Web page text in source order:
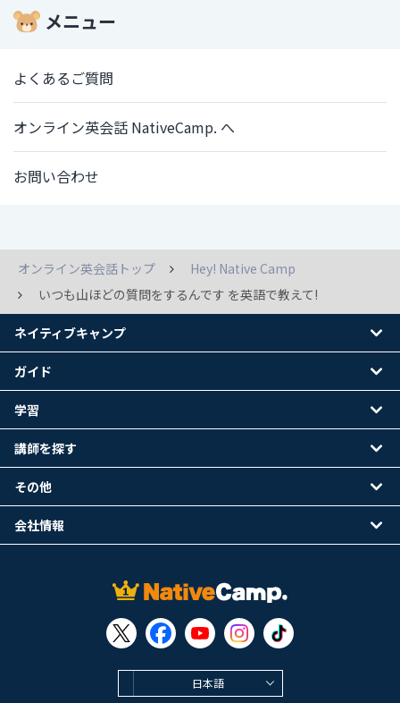
メニュー
よくあるご質問
オンライン英会話 NativeCamp. へ
お問い合わせ
オンライン英会話トップ
Hey! Native Camp
いつも山ほどの質問をするんです を英語で教えて!
日本語
ネイティブキャンプ
ガイド
学習
講師を探す
その他
会社情報